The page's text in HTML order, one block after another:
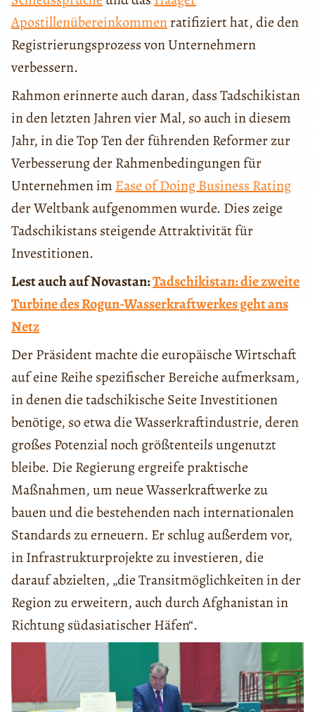
Apostillenübereinkommenratifiziert hat, die den
Registrierungsprozess von Unternehmern
verbessern.
Rahmon erinnerte auch daran, dass Tadschikistan
in den letzten Jahren vier Mal, so auch in diesem
Jahr, in die Top Ten der führenden Reformer zur
Verbesserung der Rahmenbedingungen für
Unternehmen im Ease of Doing Business Rating
der Weltbank aufgenommen wurde. Dies zeige
Tadschikistans steigende Attraktivität für
Investitionen.
Lest auch auf Novastan:Tadschikistan: die zweite
Turbine des Rogun-Wasserkraftwerkes geht ans
Netz
Der Präsident machte die europäische Wirtschaft
auf eine Reihe spezifischer Bereiche aufmerksam,
in denen die tadschikische Seite Investitionen
benötige, so etwa die Wasserkraftindustrie, deren
großes Potenzial noch größtenteils ungenutzt
bleibe. Die Regierung ergreife praktische
Maßnahmen, um neue Wasserkraftwerke zu
bauen und die bestehenden nach internationalen
Standards zu erneuern. Er schlug außerdem vor,
in Infrastrukturprojekte zu investieren, die
darauf abzielten, „die Transitmöglichkeiten in der
Region zu erweitern, auch durch Afghanistan in
Richtung südasiatischer Häfen“.